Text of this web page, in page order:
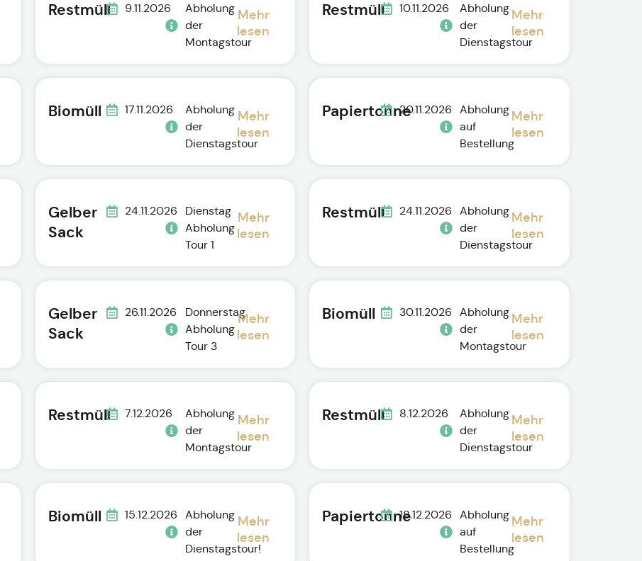
Restmüll 9.11.2026
Abholung
der
Montagstour
Mehr
lesen
Restmüll 10.11.2026
Abholung
der
Dienstagstour
Mehr
lesen
Biomüll 17.11.2026
Abholung
der
Dienstagstour
Mehr
lesen
Papiertonne20.11.2026
Abholung
auf
Bestellung
Mehr
lesen
Gelber
Sack
24.11.2026
Dienstag
Abholung
Tour 1
Mehr
lesen
Restmüll 24.11.2026
Abholung
der
Dienstagstour
Mehr
lesen
Gelber
Sack
26.11.2026
Donnerstag
Abholung
Tour 3
Mehr
lesen
Biomüll 30.11.2026
Abholung
der
Montagstour
Mehr
lesen
Restmüll 7.12.2026
Abholung
der
Montagstour
Mehr
lesen
Restmüll 8.12.2026
Abholung
der
Dienstagstour
Mehr
lesen
Biomüll 15.12.2026
Abholung
der
Dienstagstour!
Mehr
lesen
Papiertonne18.12.2026
Abholung
auf
Bestellung
Mehr
lesen